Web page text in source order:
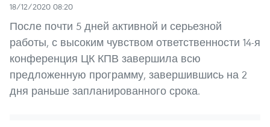
18/12/2020 08:20
После почти 5 дней активной и серьезной
работы, с высоким чувством ответственности 14-я
конференция ЦК КПВ завершила всю
предложенную программу, завершившись на 2
дня раньше запланированного срока.